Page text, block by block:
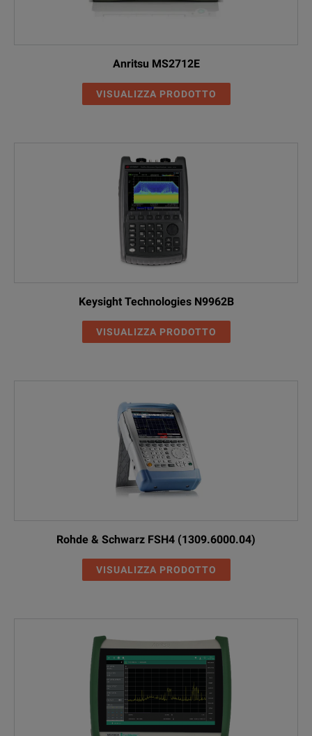
Anritsu MS2712E
VISUALIZZA PRODOTTO
Keysight Technologies N9962B
VISUALIZZA PRODOTTO
Rohde & Schwarz FSH4 (1309.6000.04)
VISUALIZZA PRODOTTO